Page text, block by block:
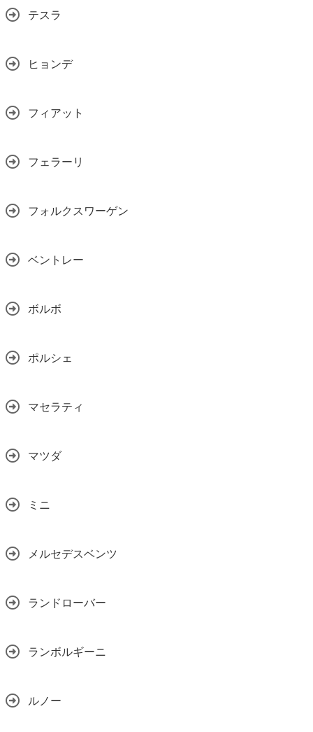
テスラ
ヒョンデ
フィアット
フェラーリ
フォルクスワーゲン
ベントレー
ボルボ
ポルシェ
マセラティ
マツダ
ミニ
メルセデスベンツ
ランドローバー
ランボルギーニ
ルノー